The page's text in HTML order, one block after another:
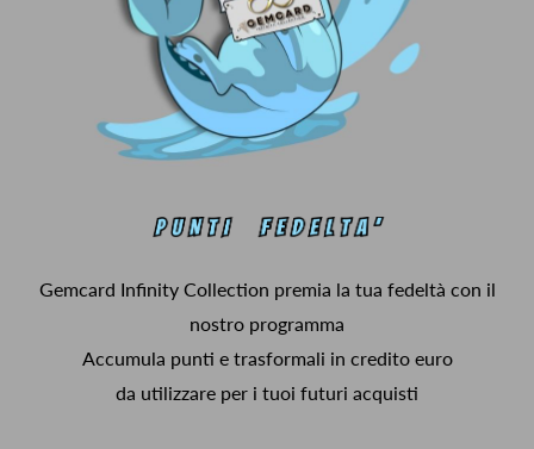
Gemcard Infinity Collection premia la tua fedeltà con il
nostro programma
Accumula punti e trasformali in credito euro
da utilizzare per i tuoi futuri acquisti